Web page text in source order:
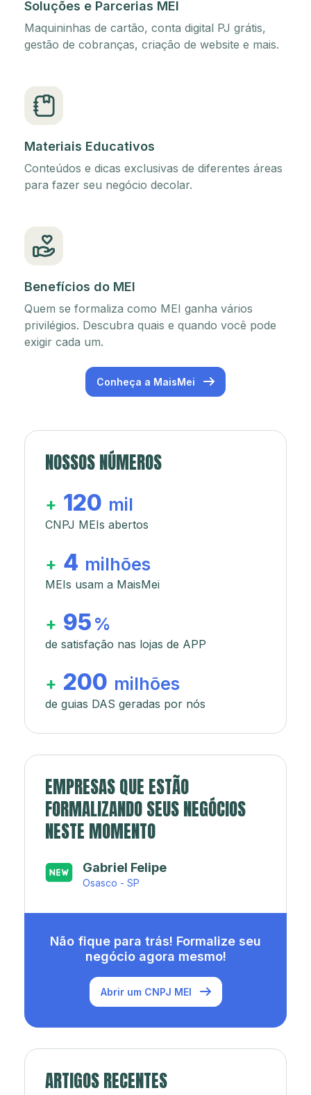
Soluções e Parcerias MEI
Maquininhas de cartão, conta digital PJ grátis,
gestão de cobranças, criação de website e mais.
Materiais Educativos
Conteúdos e dicas exclusivas de diferentes áreas
para fazer seu negócio decolar.
Benefícios do MEI
Quem se formaliza como MEI ganha vários
privilégios. Descubra quais e quando você pode
exigir cada um.
Conheça a MaisMei
NOSSOS NÚMEROS
+ 120 mil
CNPJ MEIs abertos
+ 4 milhões
MEIs usam a MaisMei
+ 95 %
de satisfação nas lojas de APP
+ 200 milhões
de guias DAS geradas por nós
EMPRESAS QUE ESTÃO
FORMALIZANDO SEUS NEGÓCIOS
NESTE MOMENTO
Japa’s açaí e sorveteria
Rio de Janeiro - RJ
Não fique para trás! Formalize seu
negócio agora mesmo!
Abrir um CNPJ MEI
ARTIGOS RECENTES